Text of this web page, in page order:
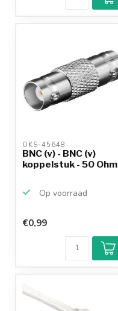
OKS-45648
BNC (v) - BNC (v)
koppelstuk - 50 Ohm
Op voorraad
€0,99